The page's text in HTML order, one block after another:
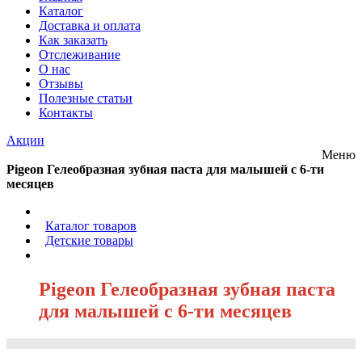
Каталог
Доставка и оплата
Как заказать
Отслеживание
О нас
Отзывы
Полезные статьи
Контакты
Акции
Меню
Pigeon Гелеобразная зубная паста для малышей с 6-ти
месяцев
Каталог товаров
Детские товары
Pigeon Гелеобразная зубная паста
для малышей с 6-ти месяцев